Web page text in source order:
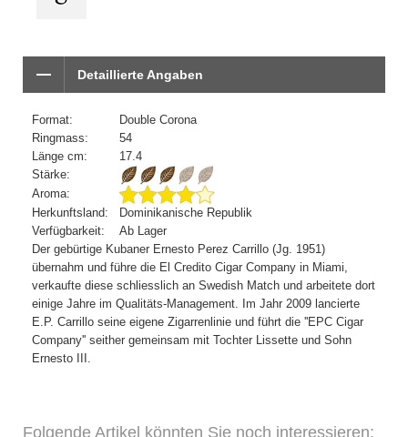
Detaillierte Angaben
Format:
Double Corona
Ringmass:
54
Länge cm:
17.4
Stärke:
Aroma:
Herkunftsland:
Dominikanische Republik
Verfügbarkeit:
Ab Lager
Der gebürtige Kubaner Ernesto Perez Carrillo (Jg. 1951)
übernahm und führe die El Credito Cigar Company in Miami,
verkaufte diese schliesslich an Swedish Match und arbeitete dort
einige Jahre im Qualitäts-Management. Im Jahr 2009 lancierte
E.P. Carrillo seine eigene Zigarrenlinie und führt die ''EPC Cigar
Company'' seither gemeinsam mit Tochter Lissette und Sohn
Ernesto III.
Folgende Artikel könnten Sie noch interessieren: